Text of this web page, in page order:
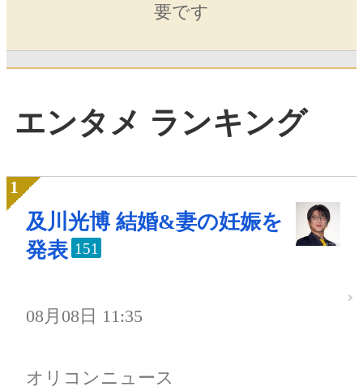
要です
エンタメ ランキング
及川光博 結婚&妻の妊娠を
発表 151
08月08日 11:35
オリコンニュース